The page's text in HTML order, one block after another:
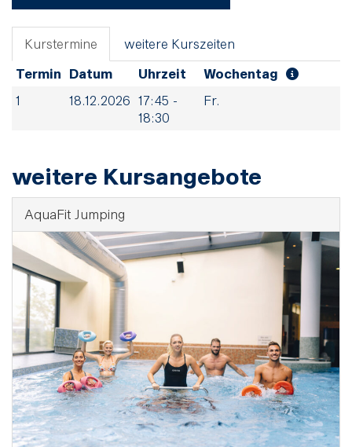
Kurstermine
weitere Kurszeiten
Termin
Datum Uhrzeit
Wochentag
1
18.12.2026 17:45 -
18:30
Fr.
weitere Kursangebote
AquaFit Jumping